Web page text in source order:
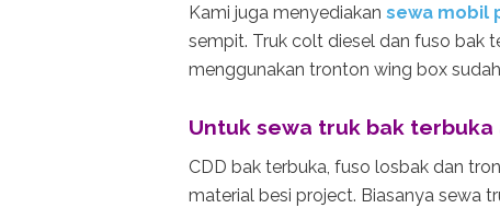
Kami juga menyediakan sewa mobil
sempit. Truk colt diesel dan fuso bak
menggunakan tronton wing box
Untuk sewa truk bak terbuka
CDD bak terbuka, fuso losbak dan
material besi project. Biasanya sewa